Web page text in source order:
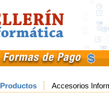
Productos Accesorios